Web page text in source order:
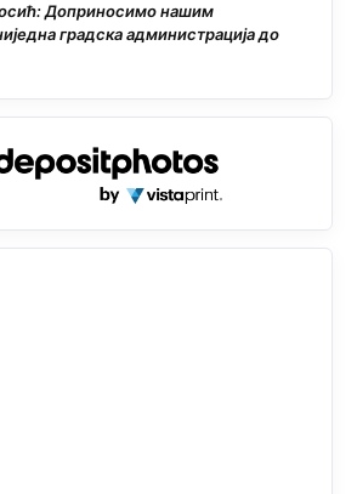
Доприносимо нашим
градска администрација до